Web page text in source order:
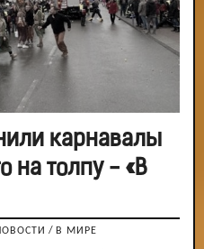
карнавалы
на толпу - «В
/ В МИРЕ